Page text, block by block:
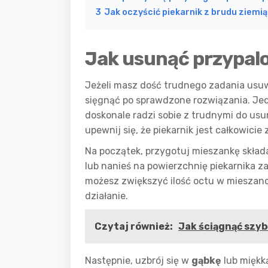
3 Jak oczyścić piekarnik z brudu
Jak usunąć
Jeżeli masz dość trudnego zadania
sięgnąć po sprawdzone rozwiązania.
doskonale radzi sobie z trudnymi do
upewnij się, że piekarnik jest
Na początek, przygotuj mieszankę
lub nanieś na powierzchnię piekarnika
możesz zwiększyć ilość octu w
działanie.
Czytaj również: Jak ściągnąć
Następnie, uzbrój się w gąbkę lub